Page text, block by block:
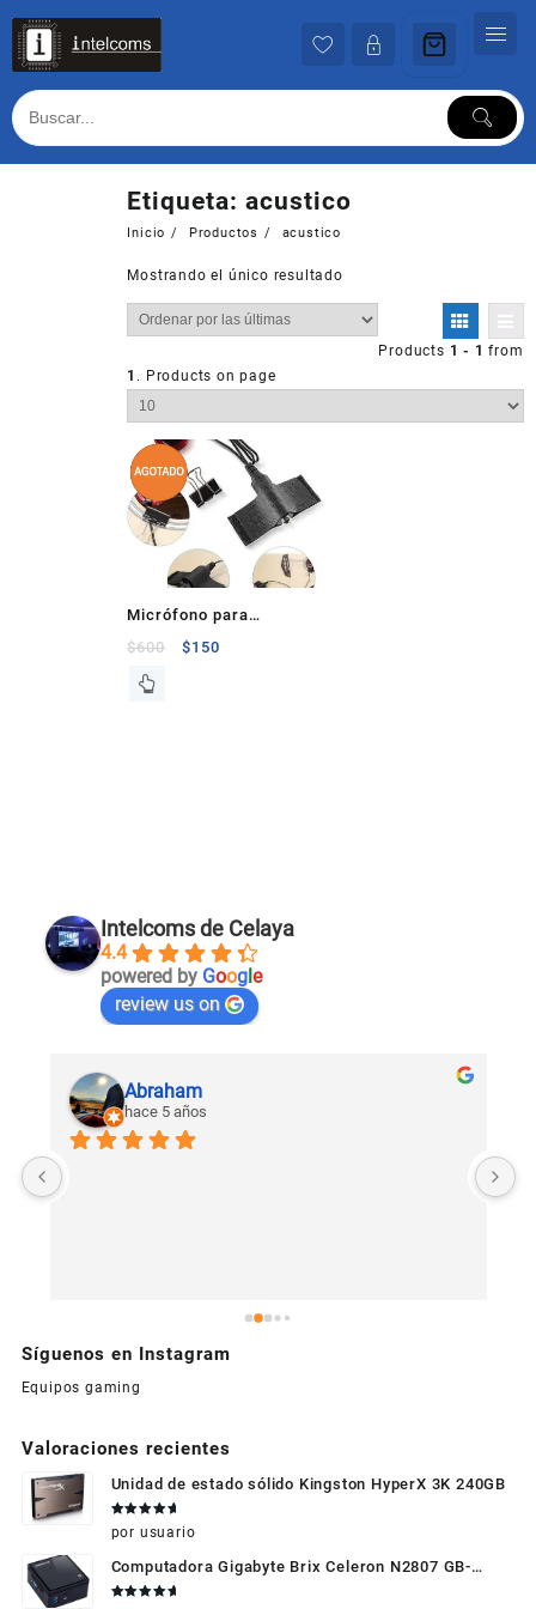
contenido
Etiqueta:acustico
Inicio Productos acustico
Mostrando el único resultado
Products 1 - 1 from
1 . Products on page
Micrófono para
instrumento acústico
$600 $150
Intelcoms de Celaya
4.4
powered by Google
review us on
Abraham
hace 5 años
Síguenos en Instagram
Equipos gaming
Valoraciones recientes
Unidad de estado sólido Kingston HyperX 3K 240GB
en5 de 5
por usuario
Computadora Gigabyte Brix Celeron N2807 GB-
BXBT-2807 + WIFI + RAM de 4GB + HDD 500gb +